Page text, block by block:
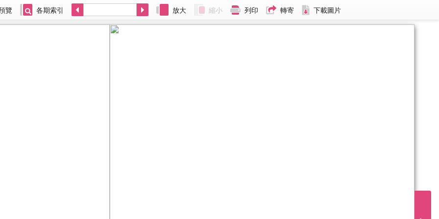
覽 各期索引 放大 縮小 列印 轉寄 下載圖片